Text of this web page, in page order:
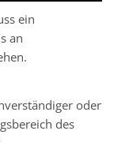
ein
an
oder
des